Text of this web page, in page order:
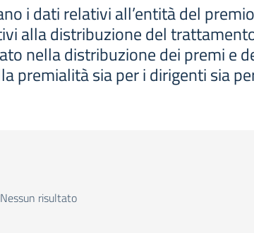
i dati relativi all’entità del
alla distribuzione del
nella distribuzione dei premi e
premialità sia per i dirigenti sia
Nessun risultato